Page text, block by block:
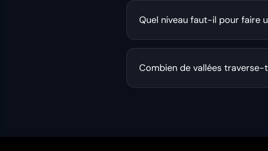
Quel niveau faut-il pour faire
Combien de vallées